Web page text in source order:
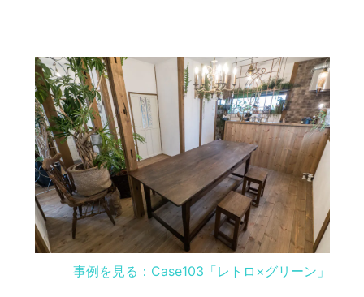
事例を見る：Case103「レトロ×グリーン」